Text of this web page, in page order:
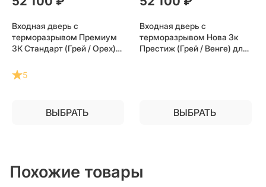
Входная дверь с
терморазрывом Премиум
3К Стандарт (Грей / Орех)
дома и дачи
5
ВЫБРАТЬ
Входная дверь с
терморазрывом Нова 3к
Престиж (Грей / Венге) для
ВЫБРАТЬ
Похожие товары